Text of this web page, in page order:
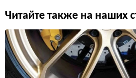
Читайте также на наших